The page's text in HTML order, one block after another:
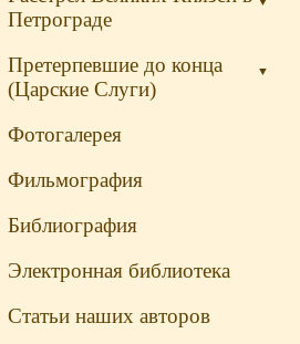
Петрограде
▼
Претерпевшие до конца
(Царские Слуги)
Фотогалерея
Фильмография
Библиография
Электронная библиотека
Статьи наших авторов